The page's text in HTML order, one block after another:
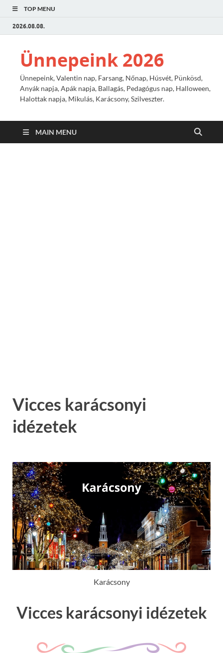
TOP MENU
2026.08.08.
Ünnepeink 2026
Ünnepeink, Valentin nap, Farsang, Nőnap, Húsvét, Pünkösd,
Anyák napja, Apák napja, Ballagás, Pedagógus nap, Halloween,
Halottak napja, Mikulás, Karácsony, Szilveszter.
MAIN MENU
Vicces karácsonyi
idézetek
Karácsony
Vicces karácsonyi idézetek